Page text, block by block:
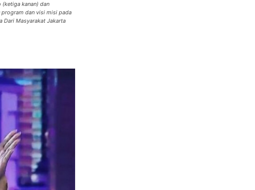
(ketiga kanan) dan
program dan visi misi pada
Dari Masyarakat Jakarta